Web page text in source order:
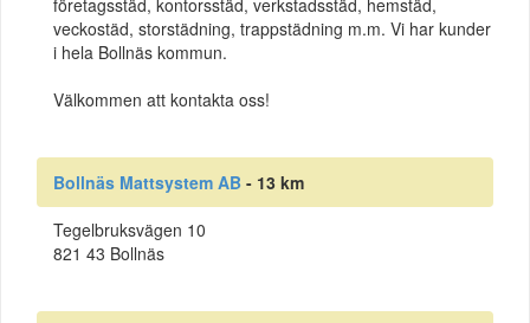
veckostäd, storstädning, trappstädning m.m. Vi har kunder
i hela Bollnäs kommun.
Välkommen att kontakta oss!
Bollnäs Mattsystem AB - 13 km
Tegelbruksvägen 10
821 43 Bollnäs